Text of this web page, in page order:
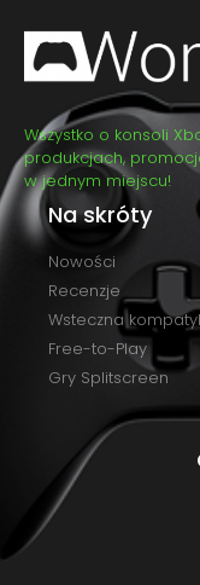
Wszystko o konsoli
produkcjach,
w jednym miejscu!
Na skróty
Nowości
Recenzje
Wsteczna
Free-to-Play
Gry Splitscreen